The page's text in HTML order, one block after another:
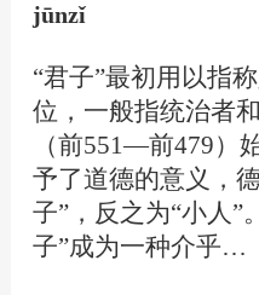
jūnzǐ
“君子”最初用以指
位，一般指统治者
（前551—前479）
予了道德的意义，
子”，反之为“小人”
子”成为一种介乎…